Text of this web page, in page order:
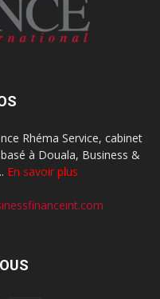
Rhéma Service, cabinet
à Douala, Business &
En savoir plus